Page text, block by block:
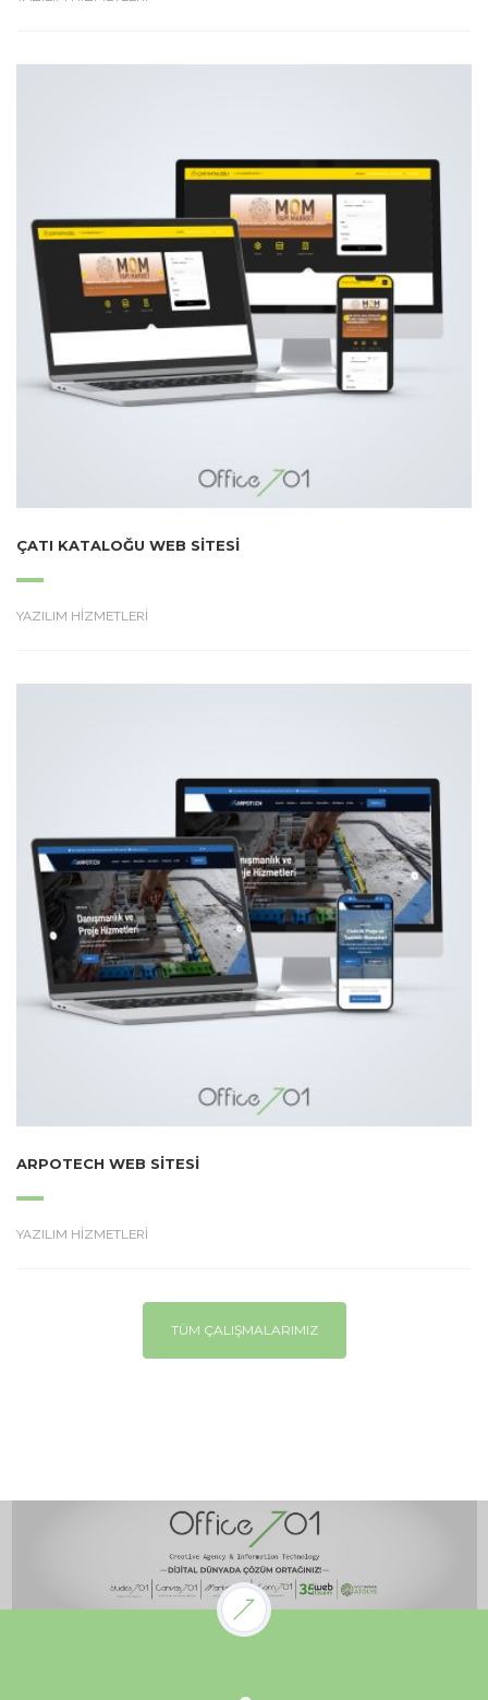
ÇATI KATALOĞU WEB SITESI
YAZILIM HİZMETLERİ
ARPOTECH WEB SITESI
YAZILIM HİZMETLERİ
TÜM ÇALIŞMALARIMIZ